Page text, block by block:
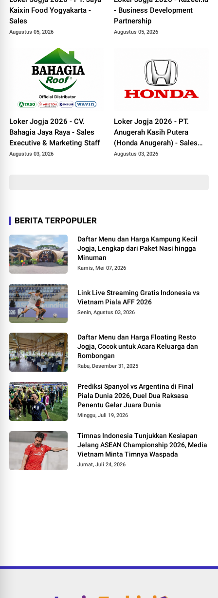
Kaixin Food Yogyakarta -
Sales
Augustus 05, 2026
- Business Development
Partnership
Augustus 05, 2026
Loker Jogja 2026 - CV.
Bahagia Jaya Raya - Sales
Executive & Marketing Staff
Augustus 03, 2026
Loker Jogja 2026 - PT.
Anugerah Kasih Putera
(Honda Anugerah) - Sales
Consultant
Augustus 03, 2026
BERITA TERPOPULER
Daftar Menu dan Harga Kampung Kecil
Jogja, Lengkap dari Paket Nasi hingga
Minuman
Kamis, Mei 07, 2026
Link Live Streaming Gratis Indonesia vs
Vietnam Piala AFF 2026
Senin, Agustus 03, 2026
Daftar Menu dan Harga Floating Resto
Jogja, Cocok untuk Acara Keluarga dan
Rombongan
Rabu, Desember 31, 2025
Prediksi Spanyol vs Argentina di Final
Piala Dunia 2026, Duel Dua Raksasa
Penentu Gelar Juara Dunia
Minggu, Juli 19, 2026
Timnas Indonesia Tunjukkan Kesiapan
Jelang ASEAN Championship 2026, Media
Vietnam Minta Timnya Waspada
Jumat, Juli 24, 2026